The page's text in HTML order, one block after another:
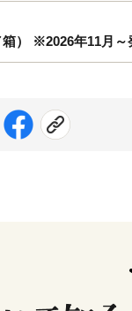
箱） ※2026年11月～